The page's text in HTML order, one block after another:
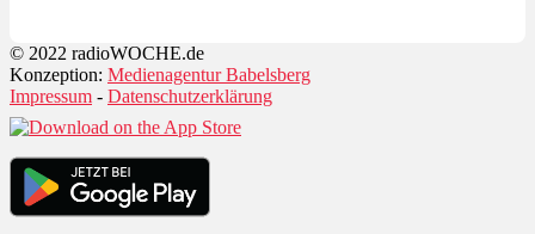
© 2022 radioWOCHE.de
Konzeption: Medienagentur Babelsberg
Impressum - Datenschutzerklärung